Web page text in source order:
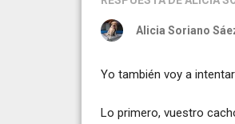
Alicia Soriano
Yo también voy a
Lo primero, vuestro